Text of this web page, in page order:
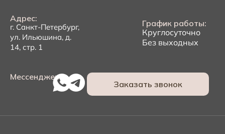
Адрес:
г. Санкт-Петербург,
ул. Ильюшина, д.
14, стр. 1
График работы:
Круглосуточно
Без выходных
Мессенджеры:
Заказать звонок